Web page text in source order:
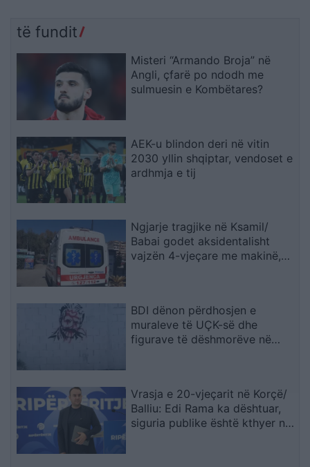
të fundit
Misteri “Armando Broja” në
Angli, çfarë po ndodh me
sulmuesin e Kombëtares?
AEK-u blindon deri në vitin
2030 yllin shqiptar, vendoset e
ardhmja e tij
Ngjarje tragjike në Ksamil/
Babai godet aksidentalisht
vajzën 4-vjeçare me makinë,
BDI dënon përdhosjen e
muraleve të UÇK-së dhe
figurave të dëshmorëve në
Vrasja e 20-vjeçarit në Korçë/
Balliu: Edi Rama ka dështuar,
siguria publike është kthyer në